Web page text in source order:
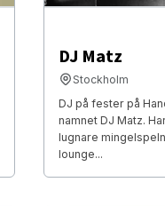
DJ Matz
Stockholm
DJ på fester på
namnet DJ Matz.
lugnare
lounge...